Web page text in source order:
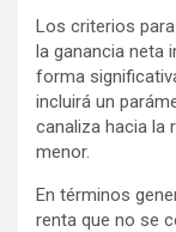
Los criterios
la ganancia neta
forma
incluirá un
canaliza hacia la
menor.
En términos
renta que no se